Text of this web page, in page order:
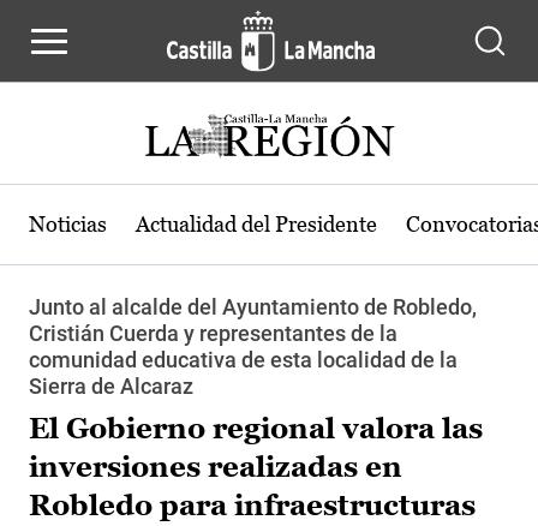
Noticias Actualidad del Presidente
Junto al alcalde del Ayuntamiento de Robledo,
Cristián Cuerda y representantes de la
comunidad educativa de esta localidad de la
Sierra de Alcaraz
El Gobierno regional valora las
inversiones realizadas en
Robledo para infraestructuras